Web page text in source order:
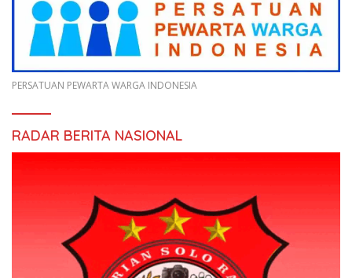
PERSATUAN PEWARTA WARGA INDONESIA
RADAR BERITA NASIONAL